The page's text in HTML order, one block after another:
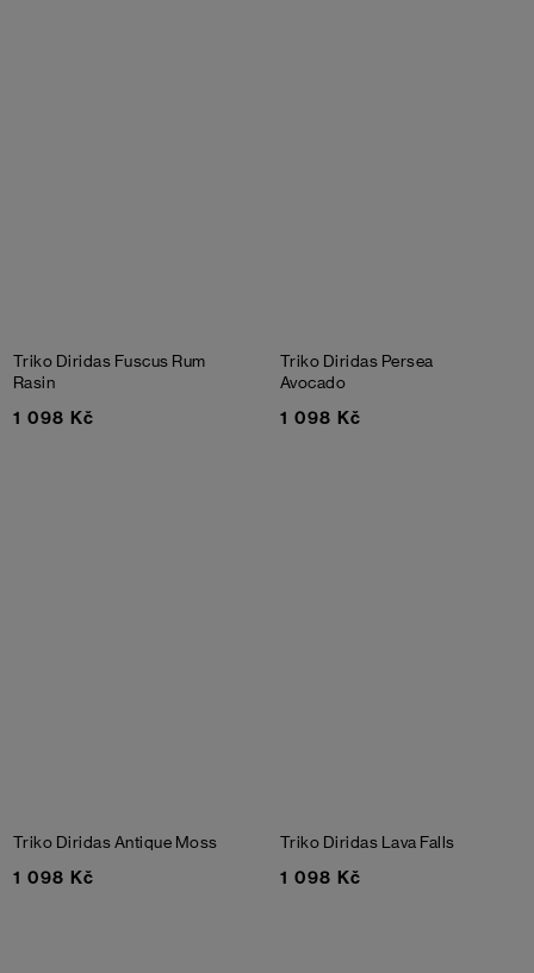
Triko Diridas Fuscus Rum
Rasin
1 098 Kč
Triko Diridas Persea
Avocado
1 098 Kč
Triko DiridasAntique Moss
1 098 Kč
Triko Diridas Lava Falls
1 098 Kč